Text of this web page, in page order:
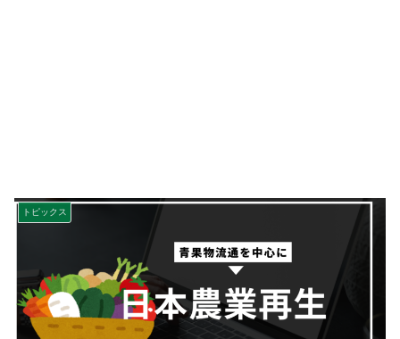
トピックス